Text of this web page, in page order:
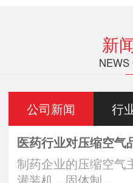
新
NEWS
公司新闻 行
医药行业对压缩空气
制药企业的压缩空气